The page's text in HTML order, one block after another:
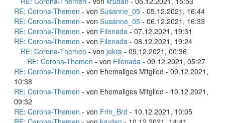
RE: Corona-Themen - von Susanne_05 - 05.12.2021, 16:44
RE: Corona-Themen - von Susanne_05 - 06.12.2021, 16:33
RE: Corona-Themen - von Filenada - 07.12.2021, 19:31
RE: Corona-Themen - von Filenada - 08.12.2021, 19:24
RE: Corona-Themen - von jokra - 09.12.2021, 00:36
RE: Corona-Themen - von Filenada - 09.12.2021, 05:27
RE: Corona-Themen - von Ehemaliges Mitglied - 09.12.2021,
10:38
RE: Corona-Themen - von Ehemaliges Mitglied - 10.12.2021,
09:32
RE: Corona-Themen - von Frln_Brd - 10.12.2021, 10:05